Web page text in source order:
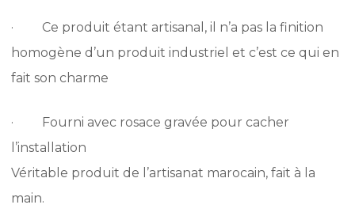
· Ce produit étant artisanal, il n’a pas la finition
homogène d’un produit industriel et c’est ce qui en
fait son charme
· Fourni avec rosace gravée pour cacher
l’installation
Véritable produit de l’artisanat marocain, fait à la
main.